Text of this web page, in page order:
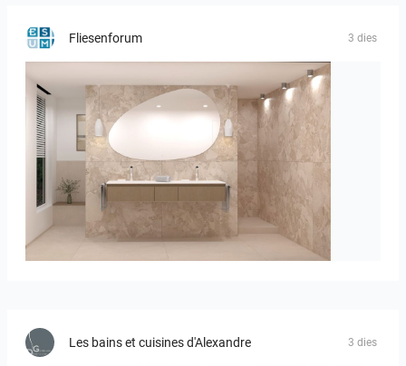
Fliesenforum 3 dies
Les bains et cuisines d'Alexandre 3 dies